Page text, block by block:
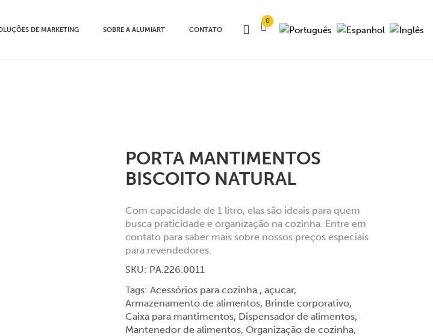
DE MARKETING SOBRE A ALUMIART CONTATO
0
PORTA MANTIMENTOS
BISCOITO NATURAL
Com capacidade de 1 litro, elas são ideais para quem
busca praticidade e organização na cozinha. Entre em
contato para saber mais sobre nossos preços especiais
para revendedores.
SKU: PA.226.0011
Tags:Acessórios para cozinha.,açucar,
Armazenamento de alimentos, Brinde corporativo,
Caixa para mantimentos, Dispensador de alimentos,
Mantenedor de alimentos,Organização de cozinha,